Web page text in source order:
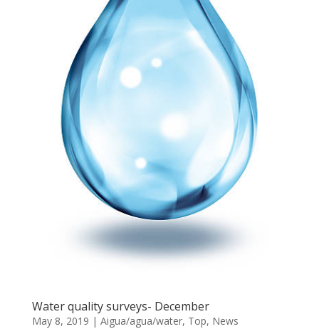
Water quality surveys- December
May 8, 2019 | Aigua/agua/water, Top, News